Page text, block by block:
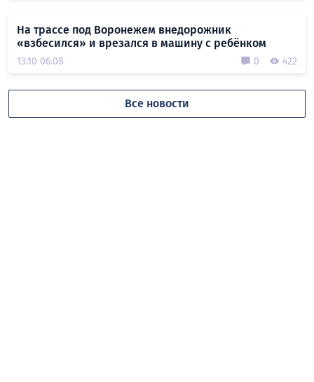
На трассе под Воронежем внедорожник
«взбесился» и врезался в машину с ребёнком
13:10 06.08 0 422
Все новости